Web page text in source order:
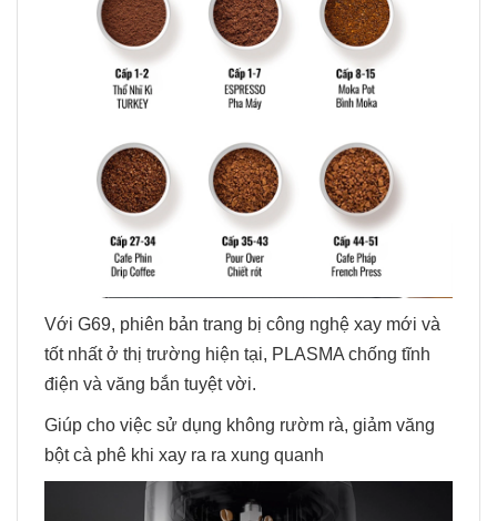
Với G69, phiên bản trang bị công nghệ xay mới và
tốt nhất ở thị trường hiện tại, PLASMA chống tĩnh
điện và văng bắn tuyệt vời.
Giúp cho việc sử dụng không rườm rà, giảm văng
bột cà phê khi xay ra ra xung quanh